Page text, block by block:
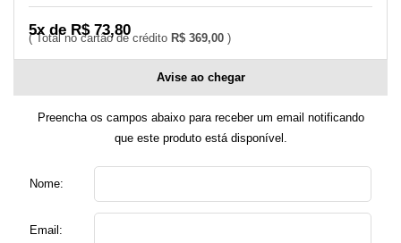
R$ 369,00
5x de R$ 73,80
Avise ao chegar
Preencha os campos abaixo para receber um email notificando
que este produto está disponível.
Nome:
Email: